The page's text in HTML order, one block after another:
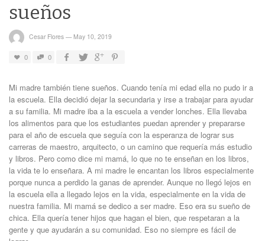
sueños
Cesar Flores — May 10, 2019
0 0
Mi madre también tiene sueños. Cuando tenía mi edad ella no pudo ir a
la escuela. Ella decidió dejar la secundaria y irse a trabajar para ayudar
a su familia. Mi madre iba a la escuela a vender lonches. Ella llevaba
los alimentos para que los estudiantes puedan aprender y prepararse
para el año de escuela que seguía con la esperanza de lograr sus
carreras de maestro, arquitecto, o un camino que requería más estudio
y libros. Pero como dice mi mamá, lo que no te enseñan en los libros,
la vida te lo enseñara. A mi madre le encantan los libros especialmente
porque nunca a perdido la ganas de aprender. Aunque no llegó lejos en
la escuela ella a llegado lejos en la vida, especialmente en la vida de
nuestra familia. Mi mamá se dedico a ser madre. Eso era su sueño de
chica. Ella quería tener hijos que hagan el bien, que respetaran a la
gente y que ayudarán a su comunidad. Eso no siempre es fácil de